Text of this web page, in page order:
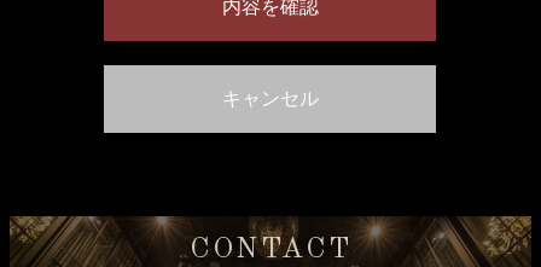
CONTACT